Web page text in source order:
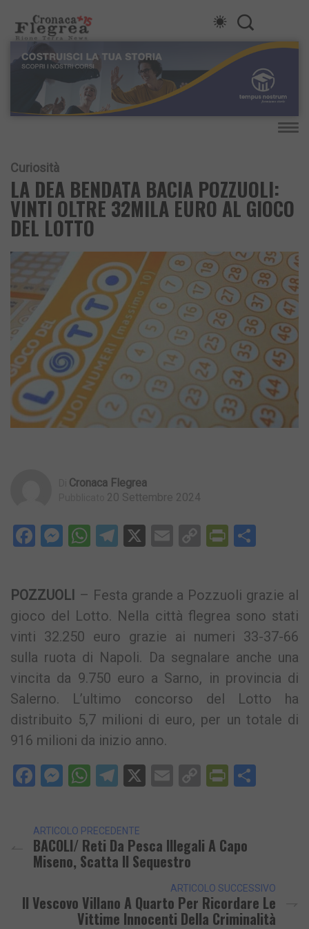
Curiosità
LA DEA BENDATA BACIA POZZUOLI:
VINTI OLTRE 32MILA EURO AL GIOCO
DEL LOTTO
Cronaca Flegrea
20 Settembre 2024
Facebook
Messenger
WhatsApp
Telegram
X EmailCopy
POZZUOLI – Festa grande a Pozzuoli grazie al
gioco del Lotto. Nella città flegrea sono stati
vinti 32.250 euro grazie ai numeri 33-37-66
sulla ruota di Napoli. Da segnalare anche una
vincita da 9.750 euro a Sarno, in provincia di
Salerno. L’ultimo concorso del Lotto ha
distribuito 5,7 milioni di euro, per un totale di
916 milioni da inizio anno.
Facebook
Messenger
WhatsApp
Telegram
X EmailCopy
ARTICOLO PRECEDENTE
BACOLI/ Reti Da Pesca Illegali A Capo
Miseno, Scatta Il Sequestro
ARTICOLO SUCCESSIVO
Il Vescovo Villano A Quarto Per Ricordare Le
Vittime Innocenti Della Criminalità